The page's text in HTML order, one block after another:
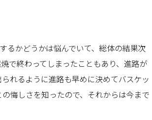
るかどうかは悩んでいて、総体の結果次
で終わってしまったこともあり、進路が
れるように進路も早めに決めてバスケッ
悔しさを知ったので、それからは今まで